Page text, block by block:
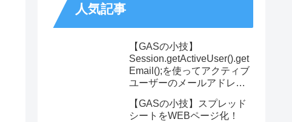
人気記事
【GASの小技】
Session.getActiveUser().get
Email();を使ってアクティブ
ユーザーのメールアドレス
【GASの小技】スプレッド
シートをWEBページ化！